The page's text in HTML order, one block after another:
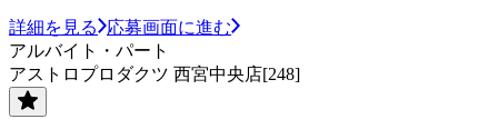
詳細を見る
応募画面に進む
アルバイト・パート
アストロプロダクツ 西宮中央店[248]